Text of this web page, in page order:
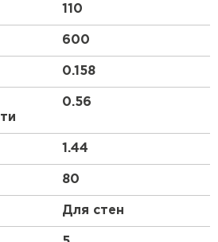
делает его идеальным
и реконструкции
Белтеп Фасад Т:
способность
стойкость к внешним
и удобство в
и
110
600
0.158
0.56
1.44
80
Для стен
Теплекс
Изомин